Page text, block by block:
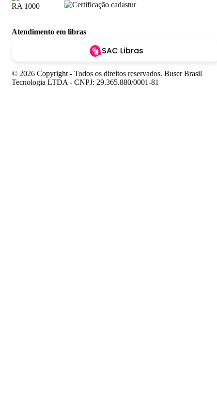
Atendimento em libras
SAC Libras
© 2026 Copyright - Todos os direitos reservados. Buser Brasil
Tecnologia LTDA - CNPJ: 29.365.880/0001-81